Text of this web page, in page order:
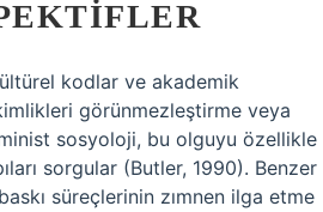
kodlar ve akademik
görünmezleştirme veya
sosyoloji, bu olguyu özellikle
sorgular (Butler, 1990). Benzer
süreçlerinin zımnen ilga etme